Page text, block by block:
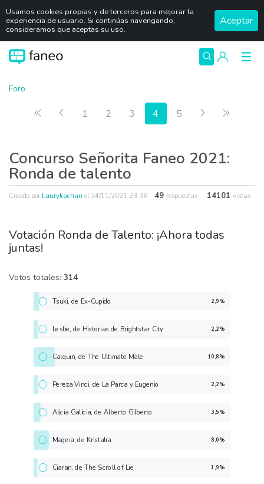
Usamos cookies propias y de terceros para mejorar la
experiencia de usuario. Si continúas navengando,
consideramos que aceptas su uso.
Aceptar
Foro
Primera página
Anterior
1 2 3 4 5 Siguiente
Concurso Señorita Faneo 2021:
Ronda de talento
Creado por Laurykachan el 24/11/2021 23:36 49 respuestas 14101 vistas
Votación Ronda de Talento: ¡Ahora todas
juntas!
Votos totales: 314
Tsuki, de Ex-Cupido 2,9%
Leslie, de Historias de Brightstar City 2,2%
Calquin, de The Ultimate Male 10,8%
Pereza Vinci, de La Parca y Eugenio 2,2%
Alicia Galicia, de Alberto Gilberto 3,5%
Mageia, de Kristalia 8,0%
Ciaran, de The Scroll of Lie 1,9%